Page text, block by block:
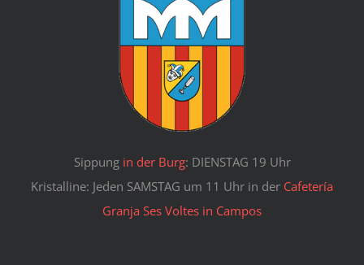
Sippung in der Burg: DIENSTAG 19 Uhr
Kristalline: Jeden SAMSTAG um 11 Uhr in der Cafetería
Granja Ses Voltes in Campos